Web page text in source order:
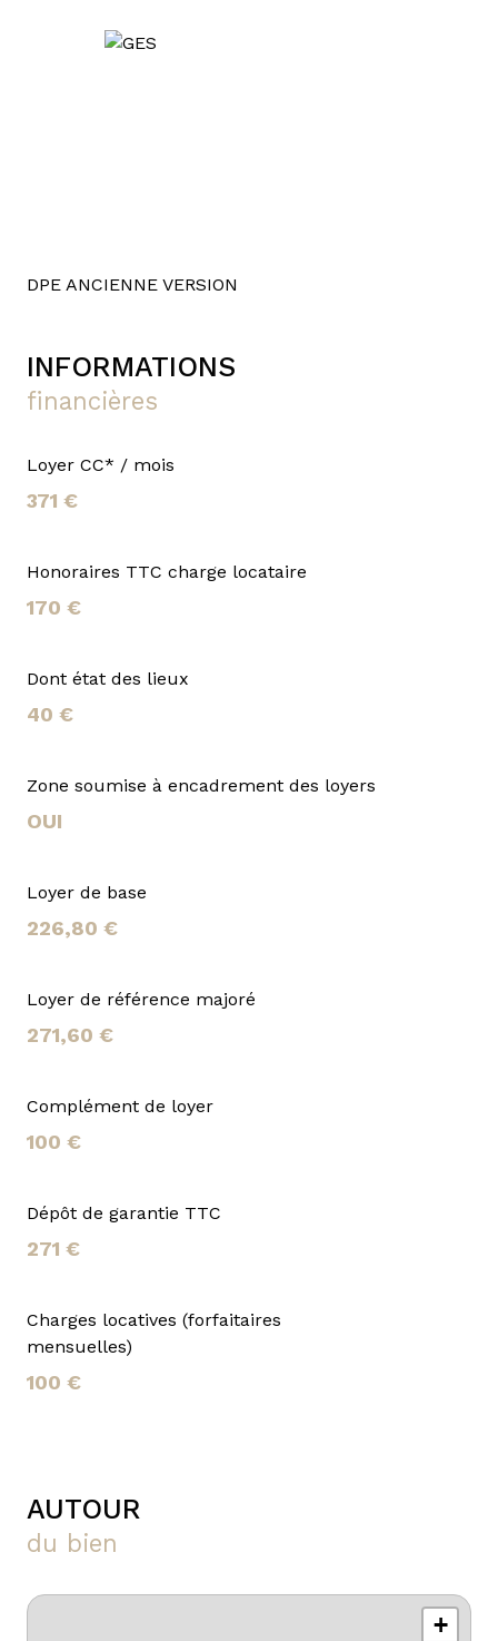
DPE ANCIENNE VERSION
INFORMATIONS
financières
Loyer CC* / mois
371 €
Honoraires TTC charge locataire
170 €
Dont état des lieux
40 €
Zone soumise à encadrement des loyers
OUI
Loyer de base
226,80 €
Loyer de référence majoré
271,60 €
Complément de loyer
100 €
Dépôt de garantie TTC
271 €
Charges locatives (forfaitaires
mensuelles)
100 €
AUTOUR
du bien
+